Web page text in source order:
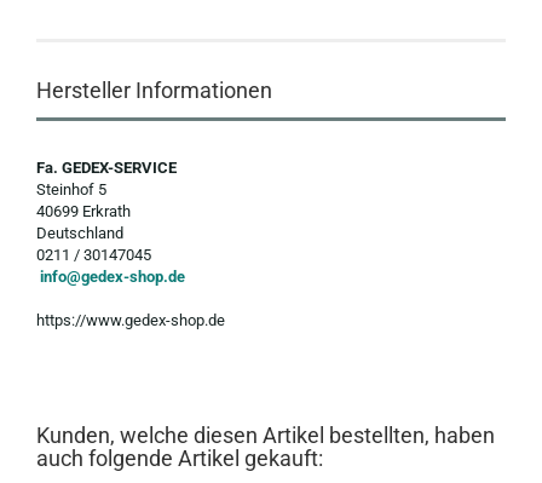
Hersteller Informationen
Fa. GEDEX-SERVICE
Steinhof 5
40699 Erkrath
Deutschland
0211 / 30147045
info@gedex-shop.de
https://www.gedex-shop.de
Kunden, welche diesen Artikel bestellten, haben
auch folgende Artikel gekauft: